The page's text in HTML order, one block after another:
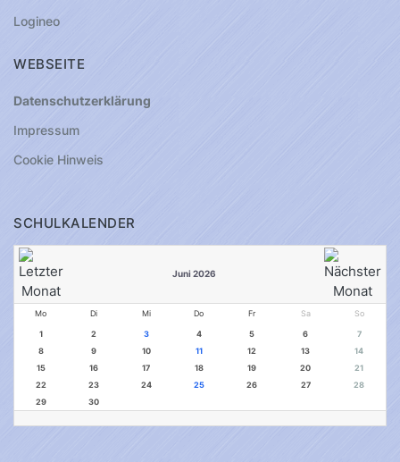
Logineo
WEBSEITE
Datenschutzerklärung
Impressum
Cookie Hinweis
SCHULKALENDER
Juni 2026
Mo Di Mi Do Fr Sa So
1 2 3 4 5 6
7
8
9 10 11 12 13
14
15
16 17 18 19 20
21
22
23 24 25 26 27
28
29
30